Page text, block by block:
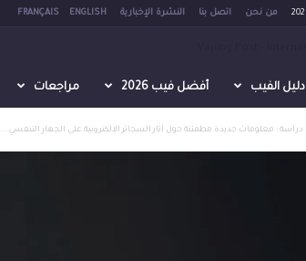
من نحن اتصل بنا النشرة الإخبارية ENGLISH
FRANÇAIS
a
p
مراجعات أفضل فيب 2026 دليل الفيب
دراسة : معلومات جديدة مطمئنة حول آثار السجائر الإلكترونية على الجهاز التنفسي...